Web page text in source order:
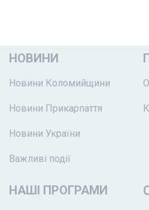
НОВИНИ
Новини Коломийщини
Новини Прикарпаття
Новини України
Важливі події
НАШІ ПРОГРАМИ